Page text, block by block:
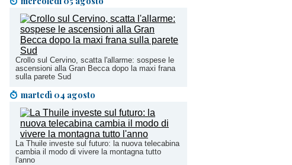
Crollo sul Cervino, scatta l'allarme: sospese le
ascensioni alla Gran Becca dopo la maxi frana
sulla parete Sud
martedì 04 agosto
La Thuile investe sul futuro: la nuova telecabina
cambia il modo di vivere la montagna tutto
l'anno